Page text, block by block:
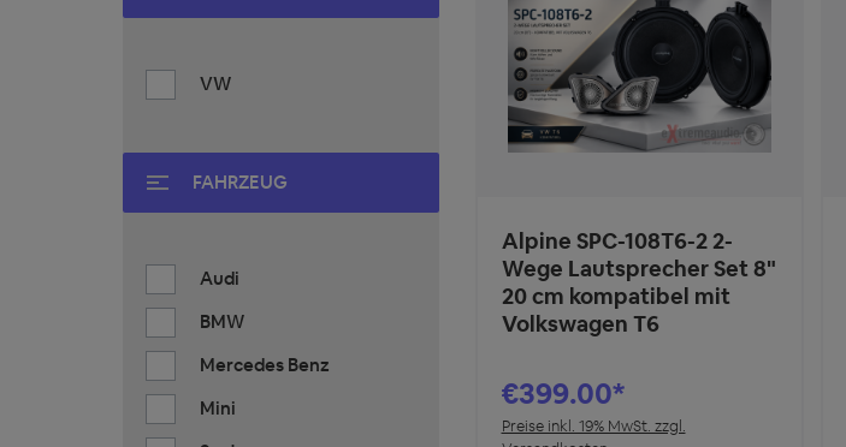
VW
FAHRZEUG
Audi
BMW
Mercedes Benz
Mini
Alpine SPC-108T6-2 2-
Wege Lautsprecher Set 8"
20 cm kompatibel mit
Volkswagen T6
€399.00*
Preise inkl. 19% MwSt. zzgl.